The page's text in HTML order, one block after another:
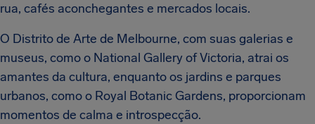
rua, cafés aconchegantes e mercados locais.
O Distrito de Arte de Melbourne, com suas galerias e
museus, como o National Gallery of Victoria, atrai os
amantes da cultura, enquanto os jardins e parques
urbanos, como o Royal Botanic Gardens, proporcionam
momentos de calma e introspecção.